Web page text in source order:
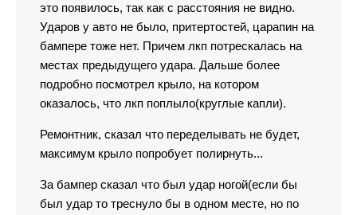
это появилось, так как с расстояния не видно.
Ударов у авто не было, притертостей, царапин на
бампере тоже нет. Причем лкп потрескалась на
местах предыдущего удара. Дальше более
подробно посмотрел крыло, на котором
оказалось, что лкп поплыло(круглые капли).
Ремонтник, сказал что переделывать не будет,
максимум крыло попробует полирнуть...
За бампер сказал что был удар ногой(если бы
был удар то треснуло бы в одном месте, но по